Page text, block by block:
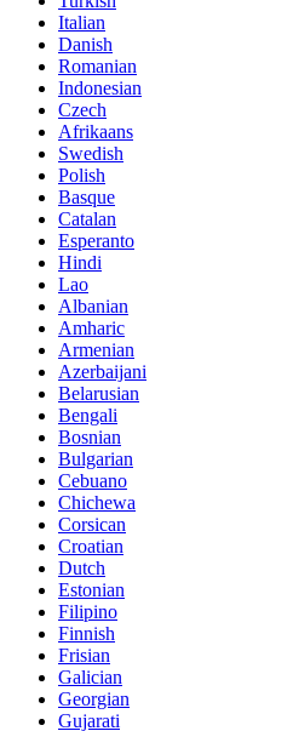
Italian
Danish
Romanian
Indonesian
Czech
Afrikaans
Swedish
Polish
Basque
Catalan
Esperanto
Hindi
Lao
Albanian
Amharic
Armenian
Azerbaijani
Belarusian
Bengali
Bosnian
Bulgarian
Cebuano
Chichewa
Corsican
Croatian
Dutch
Estonian
Filipino
Finnish
Frisian
Galician
Georgian
Gujarati